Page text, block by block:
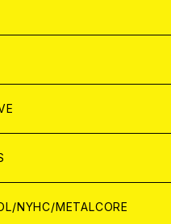
NYHC/METALCORE